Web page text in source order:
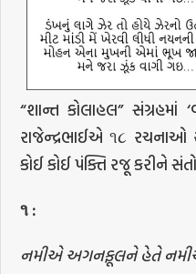
“શાન્ત કોલાહલ” સંગ્રહમાં
રાજેન્દ્રભાઈએ ૧૮
કોઈ કોઈ પંક્તિ રજૂ કરીને
૧:
નમીએ અગનફૂલને હેતે